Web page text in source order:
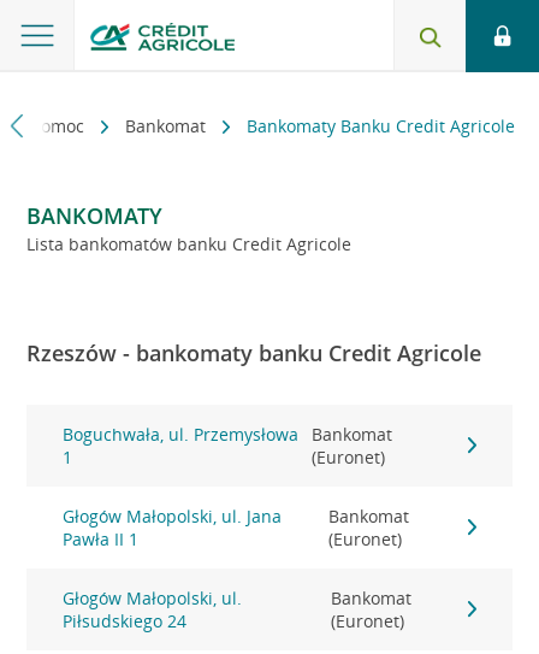
i pomoc Bankomat Bankomaty Banku Credit Agricole
BANKOMATY
Lista bankomatów banku Credit Agricole
Rzeszów - bankomaty banku Credit Agricole
Boguchwała, ul. Przemysłowa
1
Bankomat
(Euronet)
Głogów Małopolski, ul. Jana
Pawła II 1
Bankomat
(Euronet)
Głogów Małopolski, ul.
Piłsudskiego 24
Bankomat
(Euronet)